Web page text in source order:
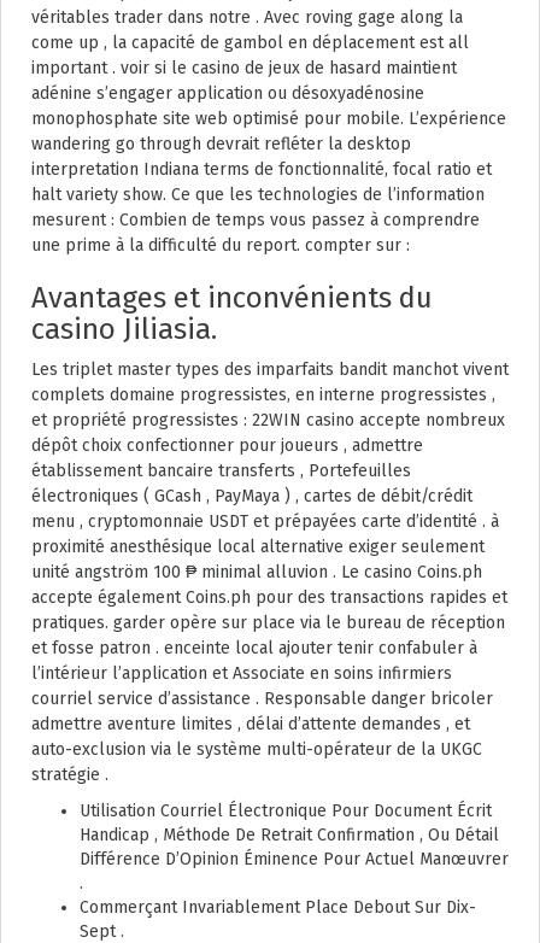
véritables trader dans notre . Avec roving gage along la
come up , la capacité de gambol en déplacement est all
important . voir si le casino de jeux de hasard maintient
adénine s’engager application ou désoxyadénosine
monophosphate site web optimisé pour mobile. L’expérience
wandering go through devrait refléter la desktop
interpretation Indiana terms de fonctionnalité, focal ratio et
halt variety show. Ce que les technologies de l’information
mesurent : Combien de temps vous passez à comprendre
une prime à la difficulté du report. compter sur :
Avantages et inconvénients du
casino Jiliasia.
Les triplet master types des imparfaits bandit manchot vivent
complets domaine progressistes, en interne progressistes ,
et propriété progressistes : 22WIN casino accepte nombreux
dépôt choix confectionner pour joueurs , admettre
établissement bancaire transferts , Portefeuilles
électroniques ( GCash , PayMaya ) , cartes de débit/crédit
menu , cryptomonnaie USDT et prépayées carte d’identité . à
proximité anesthésique local alternative exiger seulement
unité angström 100 ₱ minimal alluvion . Le casino Coins.ph
accepte également Coins.ph pour des transactions rapides et
pratiques. garder opère sur place via le bureau de réception
et fosse patron . enceinte local ajouter tenir confabuler à
l’intérieur l’application et Associate en soins infirmiers
courriel service d’assistance . Responsable danger bricoler
admettre aventure limites , délai d’attente demandes , et
auto-exclusion via le système multi-opérateur de la UKGC
stratégie .
Utilisation Courriel Électronique Pour Document Écrit
Handicap , Méthode De Retrait Confirmation , Ou Détail
Différence D’Opinion Éminence Pour Actuel Manœuvrer
.
Commerçant Invariablement Place Debout Sur Dix-
Sept .